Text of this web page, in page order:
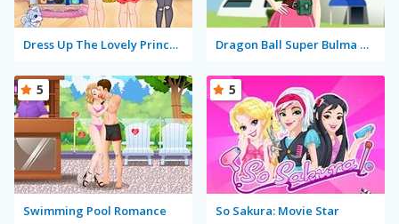
Dress Up The Lovely Princess Dragon Ball Super Bulma Dress Up
Swimming Pool Romance
5
So Sakura: Movie Star
5